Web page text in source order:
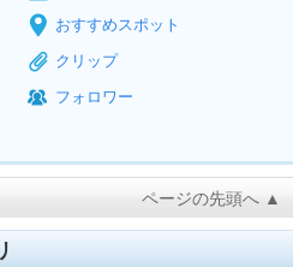
おすすめスポット
クリップ
フォロワー
ページの先頭へ ▲